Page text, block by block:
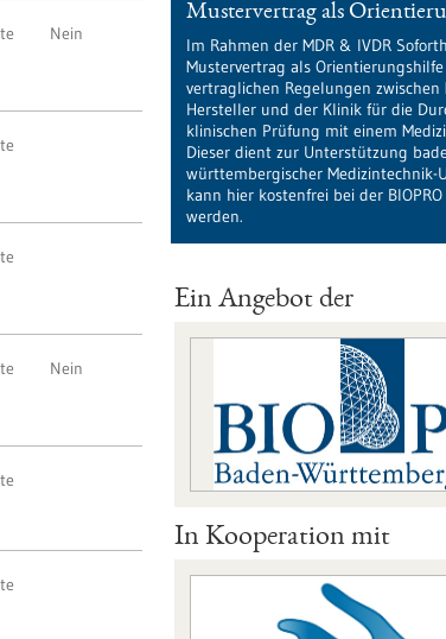
Nein
Nein
Mustervertrag als
Im Rahmen der MDR & IVDR
Mustervertrag als
vertraglichen Regelungen
Hersteller und der Klinik für die
klinischen Prüfung mit einem
Dieser dient zur Unterstützung
württembergischer Medizintechnik-
kann hier kostenfrei bei der
werden.
Ein Angebot der
In Kooperation mit